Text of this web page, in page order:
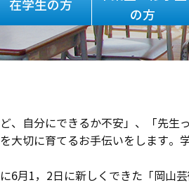
在学生の方
の方
、自分にできるか不安」、「先生
大切に育てるお手伝いをします
6月1，2日に新しくできた「岡山